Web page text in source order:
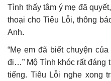
Tình thấy tâm ý mẹ đã
thoại cho Tiêu Lỗi, thông
Anh.
“Mẹ em đã biết chuyện
đi…” Mộ Tình khóc rất đáng
tiếng. Tiêu Lỗi nghe xong